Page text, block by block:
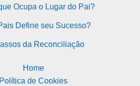
Ocupa o Lugar do Pai?
Define seu Sucesso?
da Reconciliação
Home
Política de Cookies